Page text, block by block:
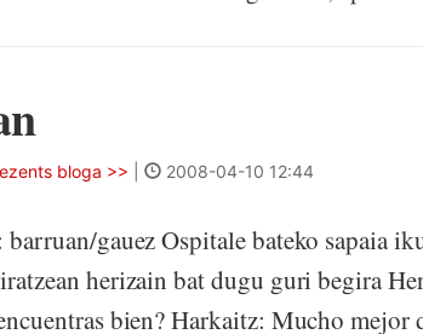
bloga >> 2008-04-10 12:44
barruan/gauez Ospitale bateko sapaia
herizain bat dugu guri begira
bien? Harkaitz: Mucho mejor